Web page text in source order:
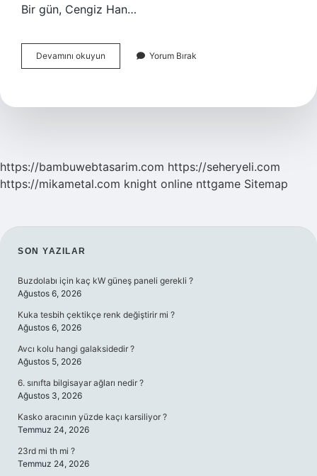
Bir gün, Cengiz Han…
Devamını okuyun
Anne
Yorum Bırak
https://bambuwebtasarim.com https://seheryeli.com
https://mikametal.com knight online nttgame Sitemap
SIDEBAR
SON YAZILAR
Buzdolabı için kaç kW güneş paneli gerekli ?
Ağustos 6, 2026
Kuka tesbih çektikçe renk değiştirir mi ?
Ağustos 6, 2026
Avcı kolu hangi galaksidedir ?
Ağustos 5, 2026
6. sınıfta bilgisayar ağları nedir ?
Ağustos 3, 2026
Kasko aracının yüzde kaçı karsiliyor ?
Temmuz 24, 2026
23rd mi th mi ?
Temmuz 24, 2026